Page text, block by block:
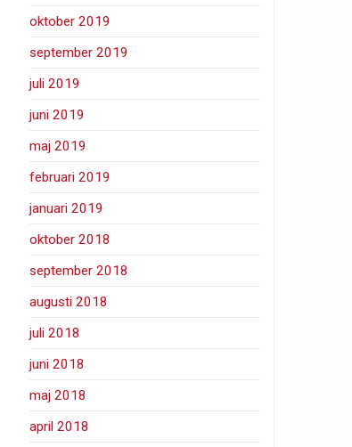
oktober 2019
september 2019
juli 2019
juni 2019
maj 2019
februari 2019
januari 2019
oktober 2018
september 2018
augusti 2018
juli 2018
juni 2018
maj 2018
april 2018